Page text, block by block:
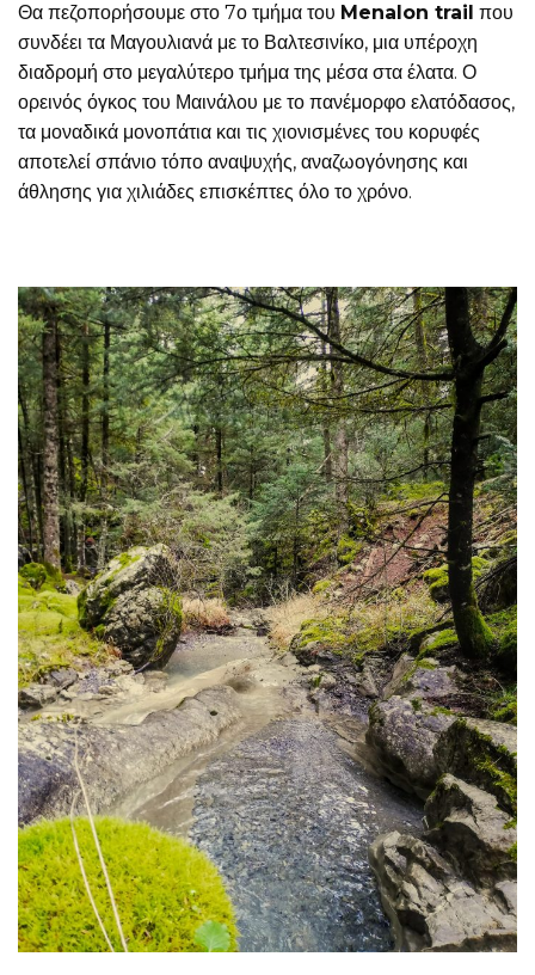
Θα πεζοπορήσουμε στο 7ο τμήμα του Menalon trail που
συνδέει τα Μαγουλιανά με το Βαλτεσινίκο, μια υπέροχη
διαδρομή στο μεγαλύτερο τμήμα της μέσα στα έλατα. Ο
ορεινός όγκος του Μαινάλου με το πανέμορφο ελατόδασος,
τα μοναδικά μονοπάτια και τις χιονισμένες του κορυφές
αποτελεί σπάνιο τόπο αναψυχής, αναζωογόνησης και
άθλησης για χιλιάδες επισκέπτες όλο το χρόνο.